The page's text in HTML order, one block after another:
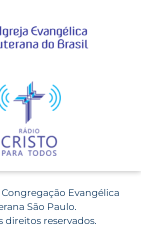
Evangélica
São Paulo.
direitos reservados.